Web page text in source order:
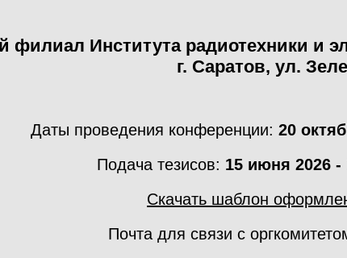
филиал Института радиотехники и
г. Саратов, ул.
Даты проведения конференции: 20
Подача тезисов: 15 июня 2026 -
Скачать шаблон
Почта для связи с